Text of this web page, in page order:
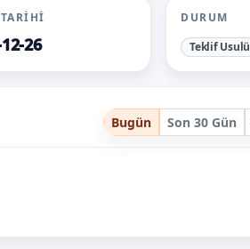
26
DURUM
Teklif Usulü
Bugün Son 30 Gün